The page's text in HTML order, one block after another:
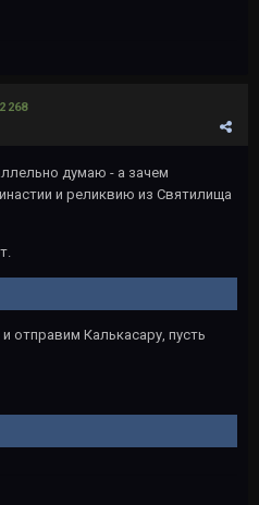
2 268
думаю - а зачем
и реликвию из Святилища
отправим Калькасару, пусть